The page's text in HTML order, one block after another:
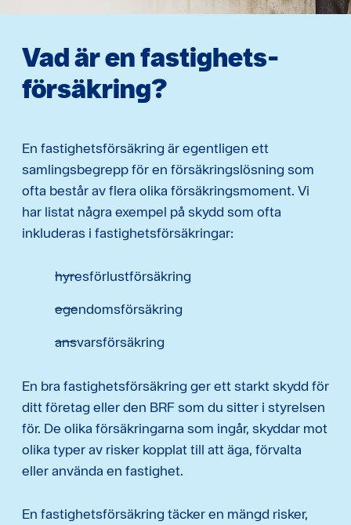
Vad är en fastighets­
försäkring?
En fastighetsförsäkring är egentligen ett
samlingsbegrepp för en försäkringslösning som
ofta består av flera olika försäkringsmoment. Vi
har listat några exempel på skydd som ofta
inkluderas i fastighetsförsäkringar:
hyresförlustförsäkring
egendomsförsäkring
ansvarsförsäkring
En bra fastighetsförsäkring ger ett starkt skydd för
ditt företag eller den BRF som du sitter i styrelsen
för. De olika försäkringarna som ingår, skyddar mot
olika typer av risker kopplat till att äga, förvalta
eller använda en fastighet.
En fastighetsförsäkring täcker en mängd risker,